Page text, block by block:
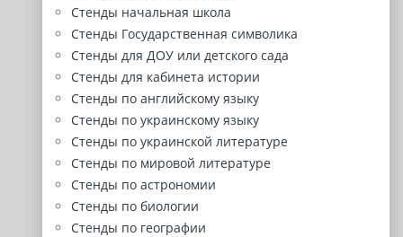
Стенды начальная школа
Стенды Государственная символика
Стенды для ДОУ или детского сада
Стенды для кабинета истории
Стенды по английскому языку
Стенды по украинскому языку
Стенды по украинской литературе
Стенды по мировой литературе
Стенды по астрономии
Стенды по биологии
Стенды по географии